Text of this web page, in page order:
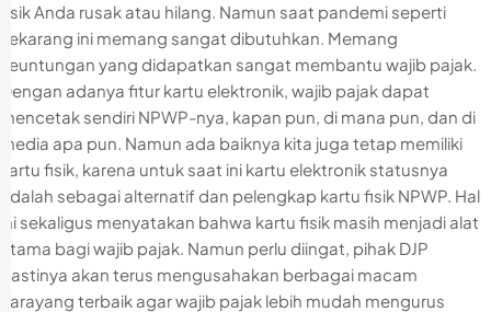
fisik Anda rusak atau hilang. Namun saat pandemi seperti
sekarang ini memang sangat dibutuhkan. Memang
keuntungan yang didapatkan sangat membantu wajib pajak.
Dengan adanya fitur kartu elektronik, wajib pajak dapat
mencetak sendiri NPWP-nya, kapan pun, di mana pun, dan di
media apa pun. Namun ada baiknya kita juga tetap memiliki
kartu fisik, karena untuk saat ini kartu elektronik statusnya
adalah sebagai alternatif dan pelengkap kartu fisik NPWP. Hal
ini sekaligus menyatakan bahwa kartu fisik masih menjadi alat
utama bagi wajib pajak. Namun perlu diingat, pihak DJP
pastinya akan terus mengusahakan berbagai macam
carayang terbaik agar wajib pajak lebih mudah mengurus